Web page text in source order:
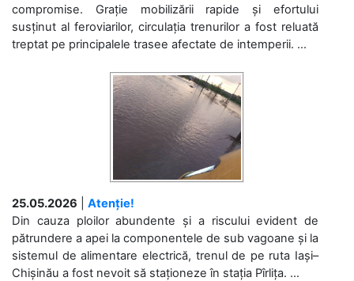
compromise. Grație mobilizării rapide și efortului
susținut al feroviarilor, circulația trenurilor a fost reluată
treptat pe principalele trasee afectate de intemperii. ...
25.05.2026
Atenție!
Din cauza ploilor abundente și a riscului evident de
pătrundere a apei la componentele de sub vagoane și la
sistemul de alimentare electrică, trenul de pe ruta Iași–
Chișinău a fost nevoit să staționeze în stația Pîrlița. ...